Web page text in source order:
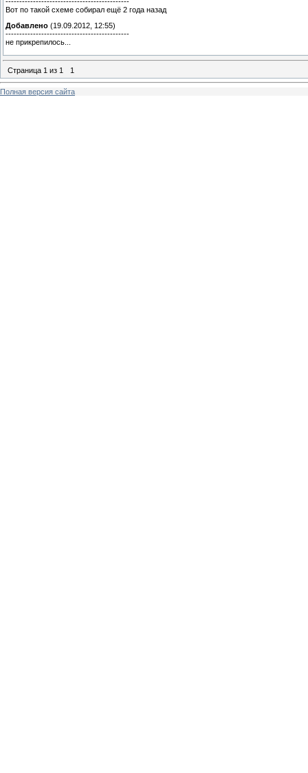
Вот по такой схеме собирал ещё 2 года назад
Добавлено (19.09.2012, 12:55)
---------------------------------------------
не прикрепилось...
Страница 1 из 1 1
Полная версия сайта